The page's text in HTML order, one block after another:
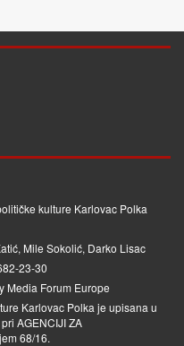
kulture Karlovac Polka
Mile Sokolić, Darko Lisac
23-30
Media Forum Europe
Karlovac Polka je upisana u
AGENCIJI ZA
68/16.